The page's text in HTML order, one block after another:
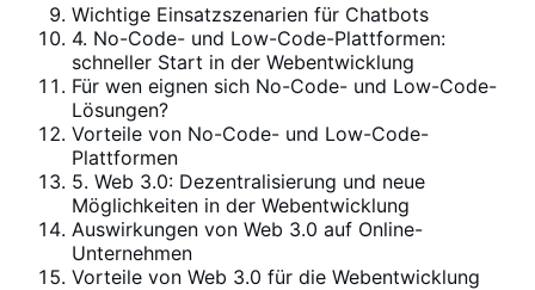
Wichtige Einsatzszenarien für Chatbots
4. No-Code- und Low-Code-Plattformen:
schneller Start in der Webentwicklung
Für wen eignen sich No-Code- und Low-Code-
Lösungen?
Vorteile von No-Code- und Low-Code-
Plattformen
5. Web 3.0: Dezentralisierung und neue
Möglichkeiten in der Webentwicklung
Auswirkungen von Web 3.0 auf Online-
Unternehmen
Vorteile von Web 3.0 für die Webentwicklung